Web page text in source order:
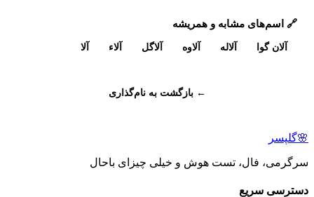
🔗 اسم‌های مشابه و همریشه
آلان گوا آلاله آلاوه آلاگل آلاء آلا
← بازگشت به نام‌گذاری
🌸گلپسر
سرگرمی، فال، تست هوش و خیلی چیزای باحال
دسترسی سریع